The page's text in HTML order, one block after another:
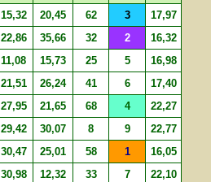
15,32 20,45 62 3 17,97
22,86 35,66 32 2 16,32
11,08 15,73 25 5 16,98
21,51 26,24 41 6 17,40
27,95 21,65 68 4 22,27
29,42 30,07 8 9 22,77
30,47 25,01 58 1 16,05
30,98 12,32 33 7 22,10